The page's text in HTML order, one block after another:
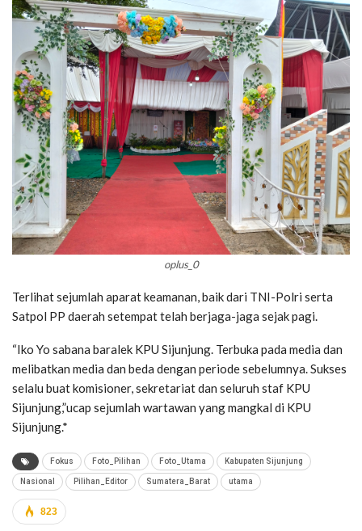
oplus_0
Terlihat sejumlah aparat keamanan, baik dari TNI-Polri serta
Satpol PP daerah setempat telah berjaga-jaga sejak pagi.
“Iko Yo sabana baralek KPU Sijunjung. Terbuka pada media dan
melibatkan media dan beda dengan periode sebelumnya. Sukses
selalu buat komisioner, sekretariat dan seluruh staf KPU
Sijunjung,”ucap sejumlah wartawan yang mangkal di KPU
Sijunjung.*
Fokus Foto_Pilihan Foto_Utama Kabupaten Sijunjung
Nasional Pilihan_Editor Sumatera_Barat utama
823